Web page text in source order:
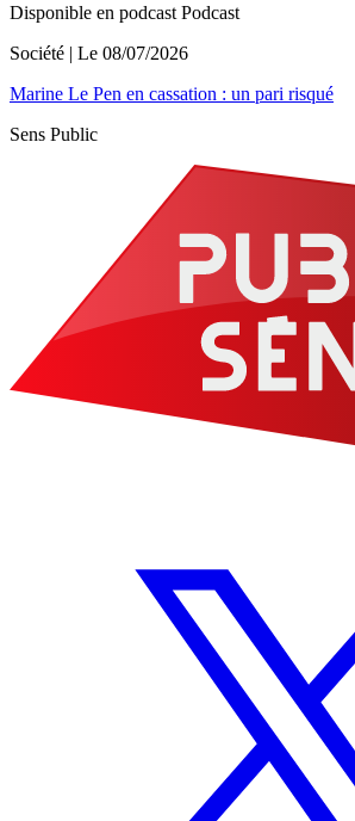
Disponible en podcast Podcast
Société | Le 08/07/2026
Marine Le Pen en cassation : un pari risqué
Sens Public